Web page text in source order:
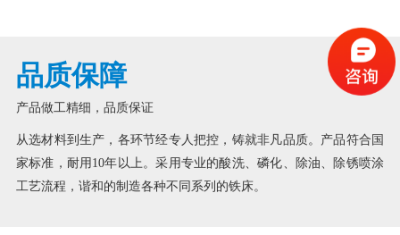
品质保障
产品做工精细，品质保证
从选材料到生产，各环节经专人把控，铸就非凡品质。产品符合国
家标准，耐用10年以上。采用专业的酸洗、磷化、除油、除锈喷涂
工艺流程，谐和的制造各种不同系列的铁床。